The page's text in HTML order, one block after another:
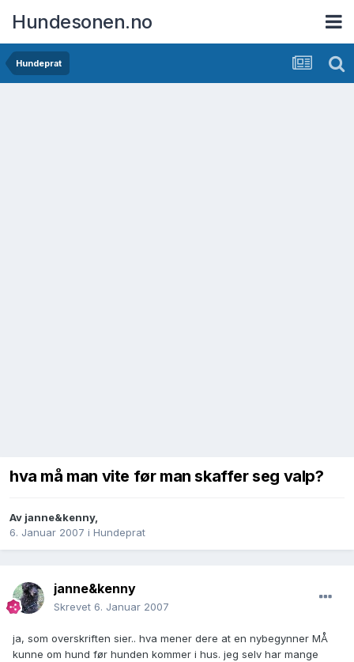
Hundesonen.no
Hundeprat
hva må man vite før man skaffer seg valp?
Av janne&kenny,
6. Januar 2007 i Hundeprat
janne&kenny
Skrevet 6. Januar 2007
ja, som overskriften sier.. hva mener dere at en nybegynner MÅ
kunne om hund før hunden kommer i hus. jeg selv har mange